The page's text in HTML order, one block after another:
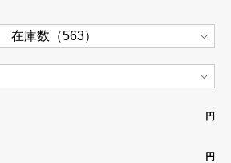
円
円